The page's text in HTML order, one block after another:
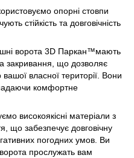
опорні стовпи
стійкість та довговічність
ворота 3D Паркан™мають
закривання, що дозволяє
власної території. Вони
комфортне
високоякісні матеріали з
що забезпечує довговічну
погодних умов. Ви
прослужать вам